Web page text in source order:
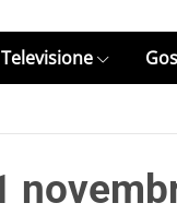
Televisione